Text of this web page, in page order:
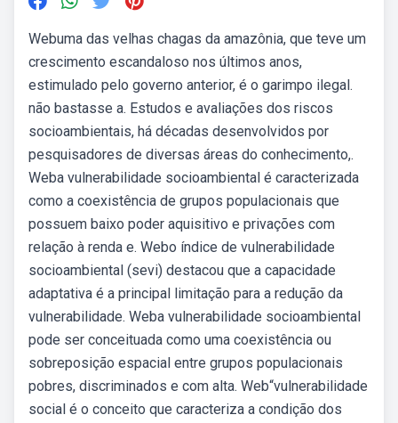
Webuma das velhas chagas da amazônia, que teve um
crescimento escandaloso nos últimos anos,
estimulado pelo governo anterior, é o garimpo ilegal.
não bastasse a. Estudos e avaliações dos riscos
socioambientais, há décadas desenvolvidos por
pesquisadores de diversas áreas do conhecimento,.
Weba vulnerabilidade socioambiental é caracterizada
como a coexistência de grupos populacionais que
possuem baixo poder aquisitivo e privações com
relação à renda e. Webo índice de vulnerabilidade
socioambiental (sevi) destacou que a capacidade
adaptativa é a principal limitação para a redução da
vulnerabilidade. Weba vulnerabilidade socioambiental
pode ser conceituada como uma coexistência ou
sobreposição espacial entre grupos populacionais
pobres, discriminados e com alta. Web“vulnerabilidade
social é o conceito que caracteriza a condição dos